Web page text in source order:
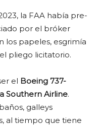
la FAA había pre-
por el bróker
los papeles, esgrimía
pliego licitatorio.
el Boeing 737-
Southern Airline.
galleys
al tiempo que tiene